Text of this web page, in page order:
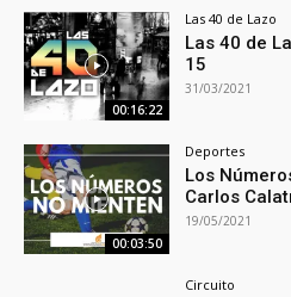
00:16:22
Las 40 de Lazo
Las 40 de
15
31/03/2021
00:03:50
Deportes
Los
Carlos
19/05/2021
Circuito